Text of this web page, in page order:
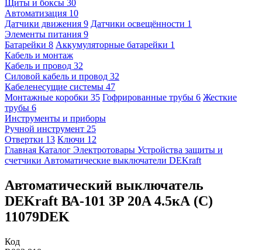
Щиты и боксы 30
Автоматизация 10
Датчики движения 9 Датчики освещённости 1
Элементы питания 9
Батарейки 8 Аккумуляторные батарейки 1
Кабель и монтаж
Кабель и провод 32
Силовой кабель и провод 32
Кабеленесущие системы 47
Монтажные коробки 35 Гофрированные трубы 6 Жесткие
трубы 6
Инструменты и приборы
Ручной инструмент 25
Отвертки 13 Ключи 12
Главная Каталог Электротовары Устройства защиты и
счетчики Автоматические выключатели DEKraft
Автоматический выключатель
DEKraft ВА-101 3P 20A 4.5кА (C)
11079DEK
Код